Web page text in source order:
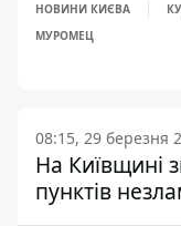
НОВИНИ КИЄВА
МУРОМЕЦ
08:15, 29 березня
На Київщині
пунктів